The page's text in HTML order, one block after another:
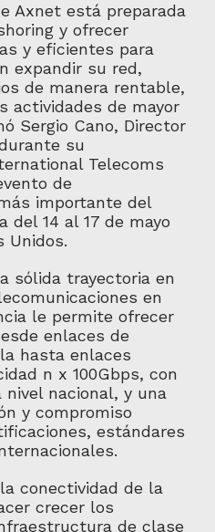
Axnet está preparada
y ofrecer
y eficientes para
expandir su red,
de manera rentable,
actividades de mayor
Sergio Cano, Director
su
Telecoms
de
importante del
del 14 al 17 de mayo
Unidos.
sólida trayectoria en
en
le permite ofrecer
enlaces de
hasta enlaces
n x 100Gbps, con
nivel nacional, y una
y compromiso
estándares
conectividad de la
crecer los
de clase